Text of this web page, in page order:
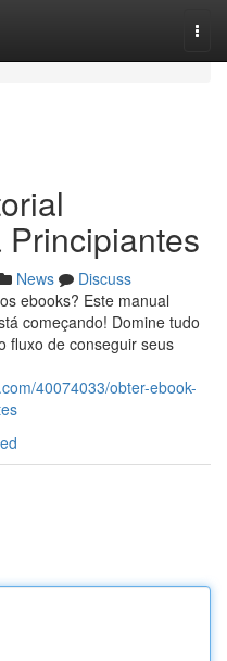
News
Discuss
ebooks? Este manual
começando! Domine tudo
fluxo de conseguir seus
40074033/obter-ebook-